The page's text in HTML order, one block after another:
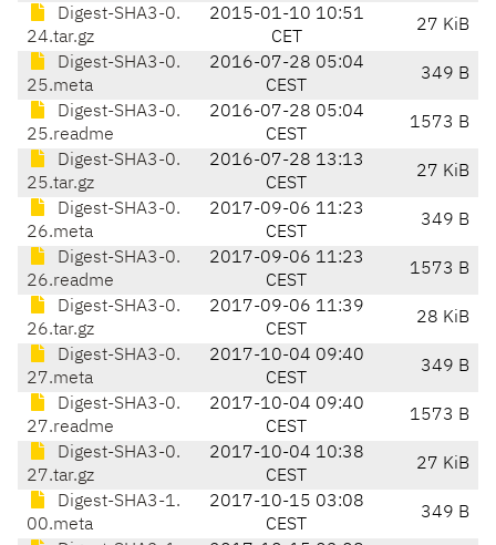
Digest-SHA3-0.
24.tar.gz
2015-01-10 10:51
CET
27 KiB
Digest-SHA3-0.
25.meta
2016-07-28 05:04
CEST
349 B
Digest-SHA3-0.
25.readme
2016-07-28 05:04
CEST
1573 B
Digest-SHA3-0.
25.tar.gz
2016-07-28 13:13
CEST
27 KiB
Digest-SHA3-0.
26.meta
2017-09-06 11:23
CEST
349 B
Digest-SHA3-0.
26.readme
2017-09-06 11:23
CEST
1573 B
Digest-SHA3-0.
26.tar.gz
2017-09-06 11:39
CEST
28 KiB
Digest-SHA3-0.
27.meta
2017-10-04 09:40
CEST
349 B
Digest-SHA3-0.
27.readme
2017-10-04 09:40
CEST
1573 B
Digest-SHA3-0.
27.tar.gz
2017-10-04 10:38
CEST
27 KiB
Digest-SHA3-1.
00.meta
2017-10-15 03:08
CEST
349 B